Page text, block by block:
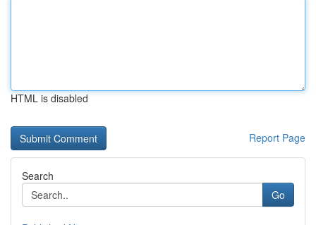
HTML is disabled
Report Page
Search
Go